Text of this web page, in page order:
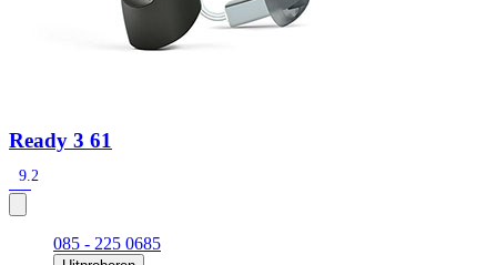
De Signia Active Mini IX is het nieuwste hoortoestel van Signia.
Ready 3 61
9.2
085 - 225 0685